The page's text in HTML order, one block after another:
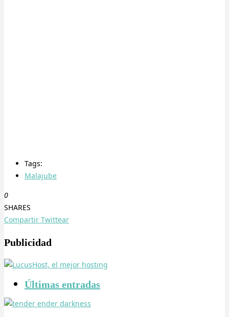
Tags:
Malajube
0
SHARES
Compartir Twittear
Publicidad
Últimas entradas